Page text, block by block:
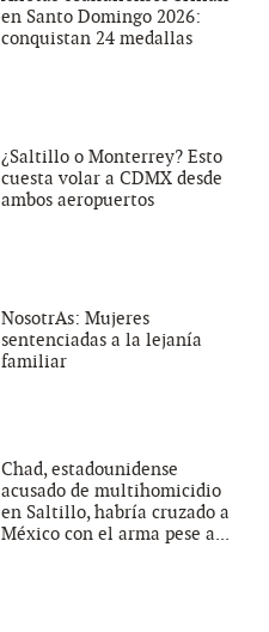
en Santo Domingo 2026:
conquistan 24 medallas
¿Saltillo o Monterrey? Esto
cuesta volar a CDMX desde
ambos aeropuertos
NosotrAs: Mujeres
sentenciadas a la lejanía
familiar
Chad, estadounidense
acusado de multihomicidio
en Saltillo, habría cruzado a
México con el arma pese a...